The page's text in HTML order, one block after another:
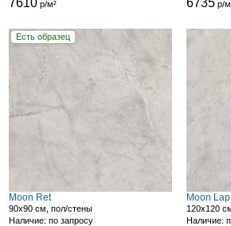
7610р/м² 6735 р/
Есть образец
Moon Ret
90x90 см, пол/стены
Наличие: по запросу
Moon Lap
120x120
Наличие: